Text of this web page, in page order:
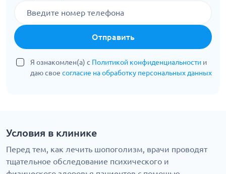
Отправить
Я ознакомлен(а) с Политикой конфиденциальности и
даю свое согласие на обработку персональных данных
Условия в клинике
Перед тем, как лечить шопоголизм, врачи проводят
тщательное обследование психического и